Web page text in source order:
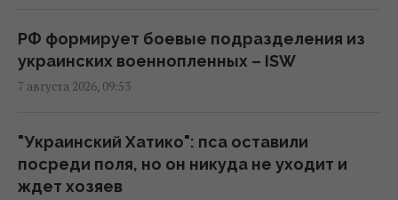
08:24 пятница, 07 августа 2026
Камера в подъезде и во дворе: когда
когда нельзя
07:50 пятница, 07 августа 2026
РФ формирует боевые подразделения из
украинских военнопленных – ISW
7 августа 2026, 09:53
"Украинский Хатико": пса оставили
посреди поля, но он никуда не уходит и
ждет хозяев